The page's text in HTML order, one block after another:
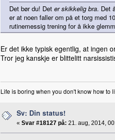
Det bør du! Deter skikkelig bra. Det
er at noen faller om på et torg med
rutinemessig trening for å ikke
Er det ikke typisk egentlig, at ingen
Tror jeg kanskje er blittelitt
Life is boring when you don't know how to
Sv: Din status!
« Svar #18127 på: 21. aug, 2014,